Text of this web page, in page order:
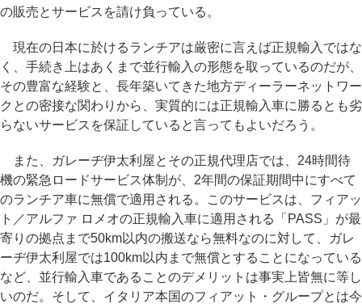
の販売とサービスを請け負っている。
現在の日本に於けるランチアは厳密に言えば正規輸入ではな
く、手続き上はあくまで並行輸入の形態を取っているのだが、
その豊富な経験と、長年築いてきた地方ディーラーネットワー
クとの密接な関わりから、実質的には正規輸入車に勝るとも劣
らないサービスを保証していると言ってもよいだろう。
また、ガレーヂ伊太利屋とその正規代理店では、24時間待
機の緊急ロードサービス体制が、2年間の保証期間中にすべて
のランチア車に無償で適用される。このサービスは、フィアッ
ト／アルファ ロメオの正規輸入車に適用される「PASS」が最
寄りの拠点まで50km以内の搬送なら無料なのに対して、ガレ
ーヂ伊太利屋では100km以内まで無償とすることになっている
など、並行輸入車であることのデメリットは事実上皆無に等し
いのだ。そして、イタリア本国のフィアット・グループとは今